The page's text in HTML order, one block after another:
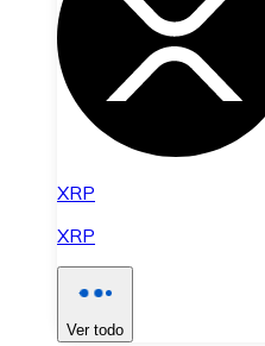
XRP
XRP
Ver todo